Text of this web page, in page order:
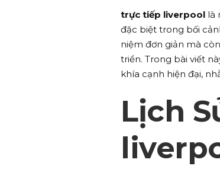
Team Listtrực tiếp liverpool là
đặc biệt trong bối
niệm đơn giản mà
triển. Trong bài viết
khía cạnh hiện đại,
Lịch